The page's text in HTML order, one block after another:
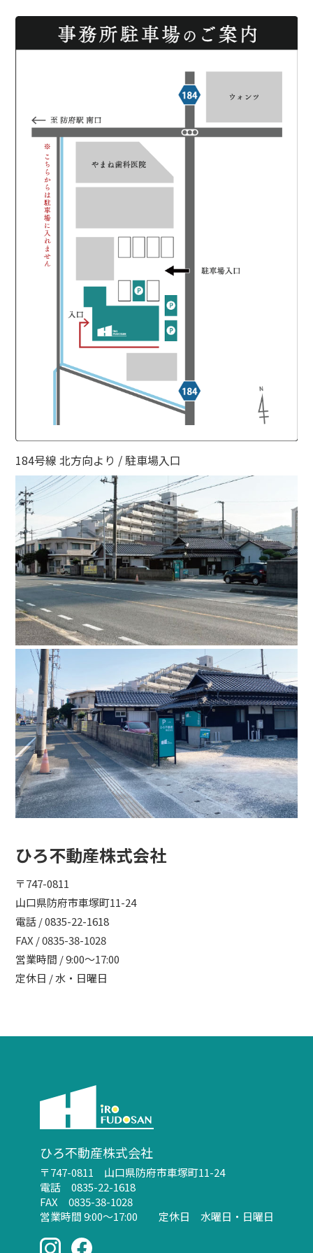
184号線 北方向より / 駐車場入口
ひろ不動産株式会社
〒747-0811
山口県防府市車塚町11-24
電話 / 0835-22-1618
FAX / 0835-38-1028
営業時間 / 9:00～17:00
定休日 / 水・日曜日
ひろ不動産株式会社
〒747-0811 山口県防府市車塚町11-24
電話 0835-22-1618
FAX 0835-38-1028
営業時間 9:00～17:00 定休日 水曜日・日曜日